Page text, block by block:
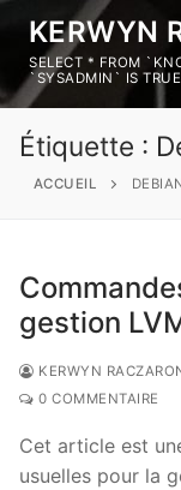
KERWYN
SELECT * FROM
`SYSADMIN` IS
Étiquette :
ACCUEIL
gestion
KERWYN
0 COMMENTAIRE
Cet article est
usuelles pour la